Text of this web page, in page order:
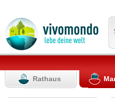
Rathaus